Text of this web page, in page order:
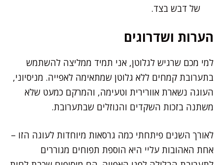
של דבש בצד.
הערות ושדרוגים
למי מכם שרגיש לגלוטן, אני תמיד ממליצה להשתמש
בתערובת קמחים ללא גלוטן שמתאימה לאפייה. מניסיוני,
העוגה נשארת אוורירית וטעימה, והמרקם כמעט שלא
משתנה בזכות השקדים והנוזלים שבתערובת.
לאורך השנים פיתחתי כמה גרסאות מיוחדות לעוגה הזו –
אחת האהובות עליי היא הוספת תפוחים מגוררים